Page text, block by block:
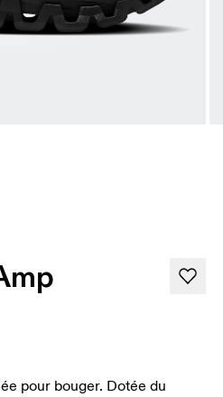
pour bouger. Dotée du